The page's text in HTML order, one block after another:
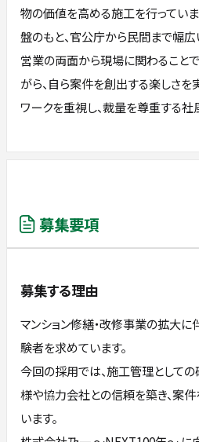
物の価値を高める施工を行ってい
盤のもと、官公庁から民間まで幅
営業の両面から現場に関わること
がら、自ら案件を創出する楽しさを
ワークを重視し、裁量を尊重する社
募集要項
募集する理由
マンション修繕・改修事業の拡大に
験者を求めています。
今回の採用では、施工管理として
様や協力会社との信頼を築き、案
います。